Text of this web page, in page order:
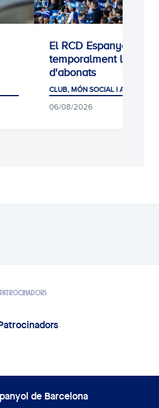
El RCD Espanyol
temporalment les altes
d'abonats
CLUB, MÓN SOCIAL I AFICIÓ
06/08/2026
PATROCINADORS